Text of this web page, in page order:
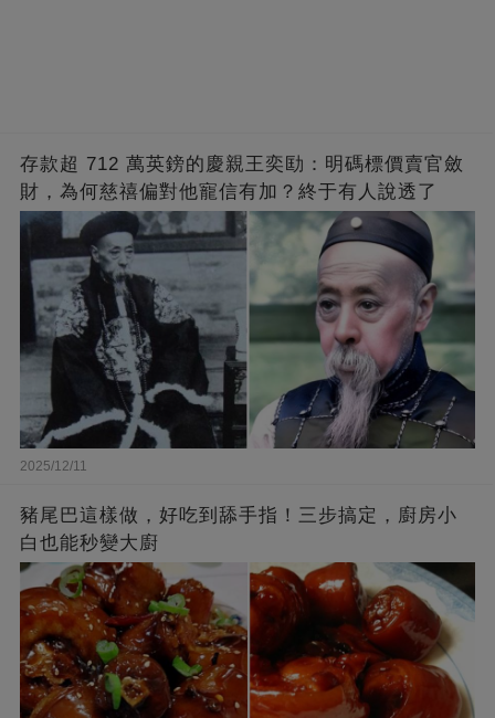
存款超 712 萬英鎊的慶親王奕劻：明碼標價賣官斂
財，為何慈禧偏對他寵信有加？終于有人說透了
2025/12/11
豬尾巴這樣做，好吃到舔手指！三步搞定，廚房小
白也能秒變大廚